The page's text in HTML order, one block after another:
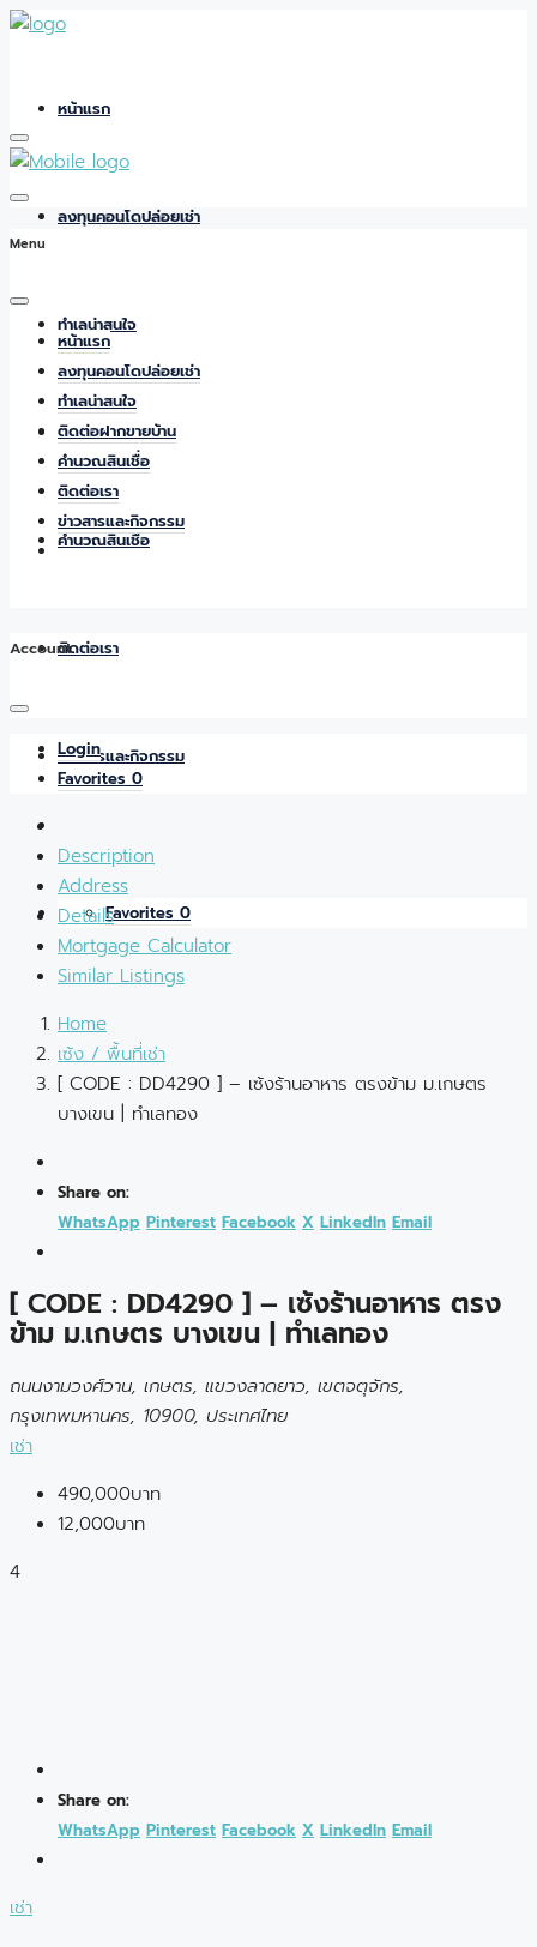
หน้าแรก
ลงทุนคอนโดปล่อยเช่า
ทำเลน่าสนใจ
ติดต่อฝากขายบ้าน
คำนวณสินเชื่อ
ติดต่อเรา
ข่าวสารและกิจกรรม
Favorites 0
Menu
หน้าแรก
ลงทุนคอนโดปล่อยเช่า
ทำเลน่าสนใจ
ติดต่อฝากขายบ้าน
คำนวณสินเชื่อ
ติดต่อเรา
ข่าวสารและกิจกรรม
Account
Login
Favorites 0
Description
Address
Details
Mortgage Calculator
Similar Listings
Home
เซ้ง / พื้นที่เช่า
[ CODE : DD4290 ] – เซ้งร้านอาหาร ตรงข้าม ม.เกษตร
บางเขน | ทำเลทอง
Share on:
WhatsApp Pinterest Facebook X LinkedIn Email
[ CODE : DD4290 ] – เซ้งร้านอาหาร ตรง
ข้าม ม.เกษตร บางเขน | ทำเลทอง
ถนนงามวงศ์วาน, เกษตร, แขวงลาดยาว, เขตจตุจักร,
กรุงเทพมหานคร, 10900, ประเทศไทย
เช่า
490,000บาท
12,000บาท
4
Share on:
WhatsApp Pinterest Facebook X LinkedIn Email
เช่า